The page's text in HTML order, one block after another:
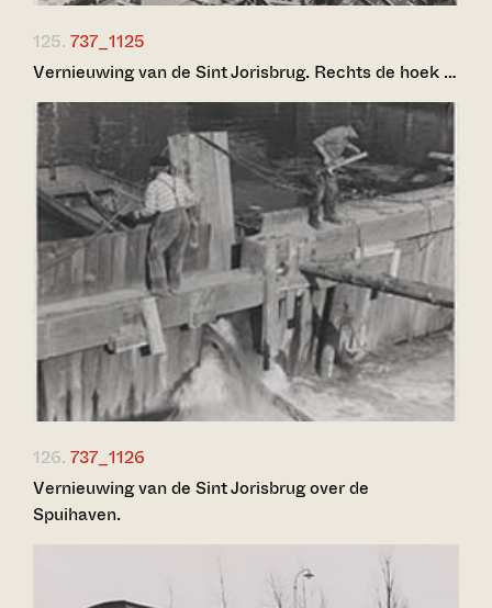
125. 737_1125
Vernieuwing van de Sint Jorisbrug. Rechts de hoek …
126. 737_1126
Vernieuwing van de Sint Jorisbrug over de
Spuihaven.